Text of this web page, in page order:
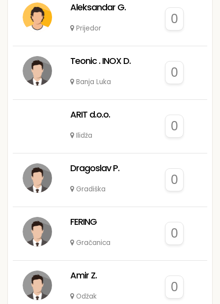
Aleksandar G.
Prijedor
0
Teonic . INOX D.
Banja Luka
0
ARIT d.o.o.
Ilidža
0
Dragoslav P.
Gradiška
0
FERING
Gračanica
0
Amir Z.
Odžak
0